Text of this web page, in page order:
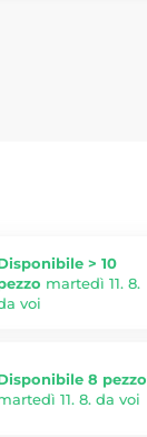
> 10
martedì 11. 8.
voi
8 pezzo
11. 8. da voi